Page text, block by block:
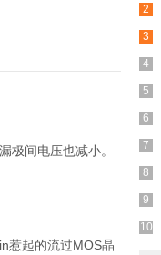
间电压也减小。
惹起的流过MOS晶